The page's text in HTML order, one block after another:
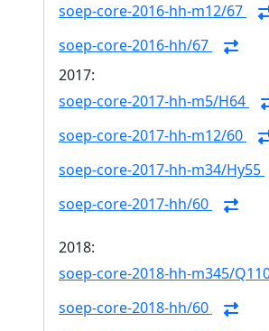
soep-core-2016-hh-m12/67
soep-core-2016-hh/67
2017:
soep-core-2017-hh-m5/H64
soep-core-2017-hh-m12/60
soep-core-2017-hh-m34/Hy55
soep-core-2017-hh/60
2018:
soep-core-2018-hh-m345/
soep-core-2018-hh/60